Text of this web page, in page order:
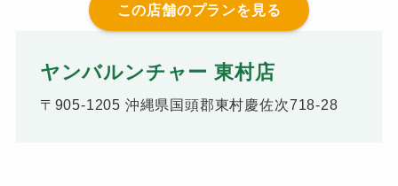
この店舗のプランを見る
ヤンバルンチャー 東村店
〒905-1205 沖縄県国頭郡東村慶佐次718-28